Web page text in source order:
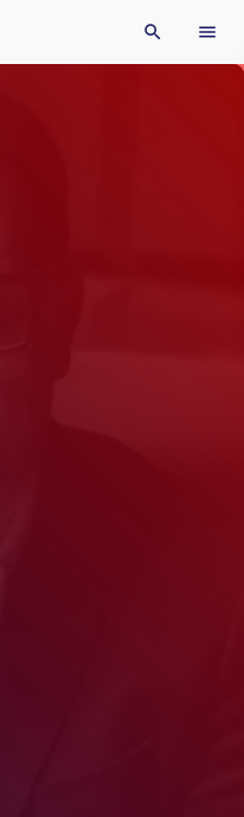
search menu